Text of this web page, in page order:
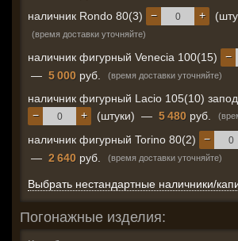
наличник Rondo 80(3) +
−
(время доставки уточняйте)
наличник фигурный Venecia 100(15) −
— 5 000 руб. (время доставки уточняйте)
наличник фигурный Lacio 105(10)
+
− (штуки) — 5 480 руб.
наличник фигурный Torino 80(2) −
— 2 640 руб. (время доставки уточняйте)
Выбрать нестандартные наличники/
Погонажные изделия: